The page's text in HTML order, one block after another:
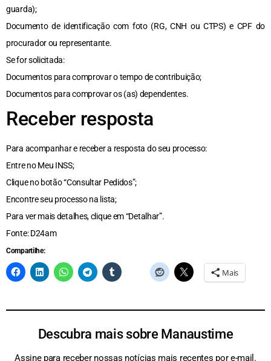
guarda);
Documento de identificação com foto (RG, CNH ou CTPS) e CPF do
procurador ou representante.
Se for solicitada:
Documentos para comprovar o tempo de contribuição;
Documentos para comprovar os (as) dependentes.
Receber resposta
Para acompanhar e receber a resposta do seu processo:
Entre no Meu INSS;
Clique no botão “Consultar Pedidos”;
Encontre seu processo na lista;
Para ver mais detalhes, clique em “Detalhar”.
Fonte: D24am
Compartilhe:
Mais
Descubra mais sobre Manaustime
Assine para receber nossas notícias mais recentes por e-mail.